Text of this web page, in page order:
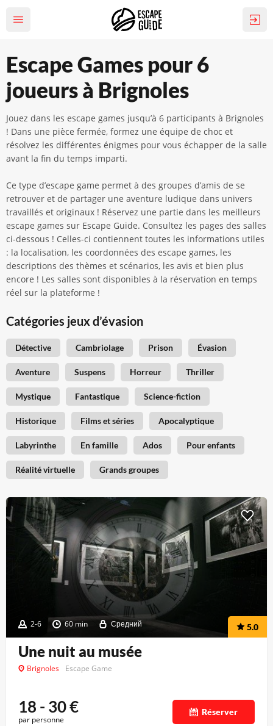
Escape Games pour 6
joueurs à Brignoles
Jouez dans les escape games jusqu’à 6 participants à Brignoles
! Dans une pièce fermée, formez une équipe de choc et
résolvez les différentes énigmes pour vous échapper de la salle
avant la fin du temps imparti.
Ce type d’escape game permet à des groupes d’amis de se
retrouver et de partager une aventure ludique dans univers
travaillés et originaux ! Réservez une partie dans les meilleurs
escape games sur Escape Guide. Consultez les pages des salles
ci-dessous ! Celles-ci contiennent toutes les informations utiles
: la localisation, les coordonnées des escape games, les
descriptions des thèmes et scénarios, les avis et bien plus
encore ! Les salles sont disponibles à la réservation en temps
réel sur la plateforme !
Catégories jeux d’évasion
Détective Cambriolage Prison Évasion
Aventure Suspens Horreur Thriller
Mystique Fantastique Science-fiction
Historique Films et séries Apocalyptique
Labyrinthe En famille Ados Pour enfants
Réalité virtuelle Grands groupes
2-6 60 min Средний 5.0
Une nuit au musée
Brignoles Escape Game
18 - 30€
par personne
Réserver